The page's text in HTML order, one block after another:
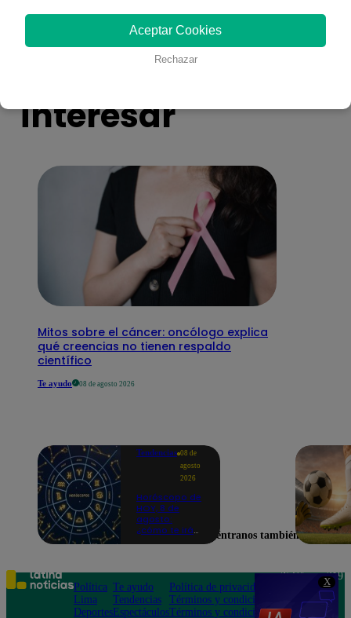
X
También te puede
interesar
Mitos sobre el cáncer: oncólogo explica
qué creencias no tienen respaldo
científico
Te ayudo 08 de agosto 2026
Tendencias 08 de
agosto
2026
Horóscopo de
HOY, 8 de
agosto:
¿cómo te irá
Aceptar Cookies
Rechazar
Encuéntranos también en
Política
Lima
Deportes
Te ayudo
Tendencias
Espectáculos
Política de privacidad
Términos y condiciones
Términos y condiciones
Teléfono: 219
Av. San
Felipe 968